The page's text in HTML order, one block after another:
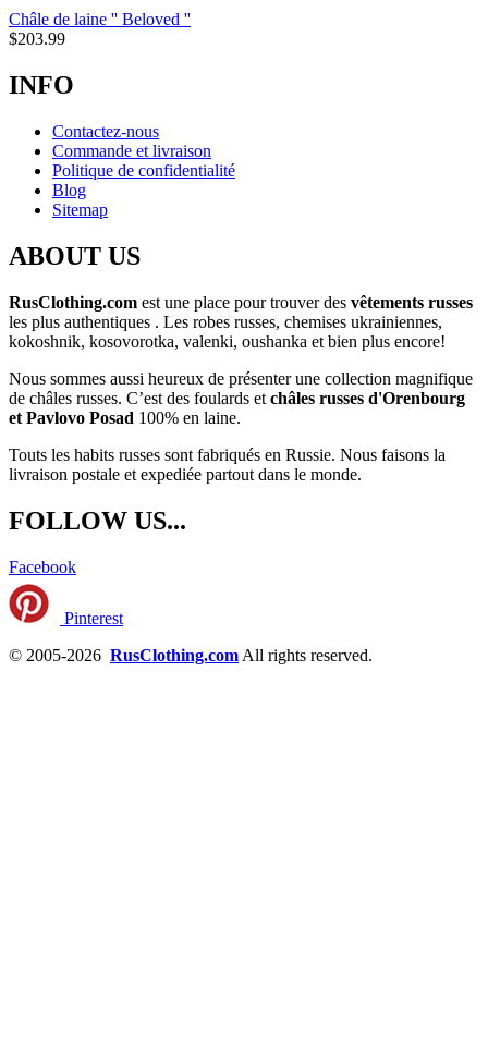
Châle de laine '' Beloved ''
$203.99
INFO
Contactez-nous
Commande et livraison
Politique de confidentialité
Blog
Sitemap
ABOUT US
RusClothing.com est une place pour trouver des vêtements russes
les plus authentiques . Les robes russes, chemises ukrainiennes,
kokoshnik, kosovorotka, valenki, oushanka et bien plus encore!
Nous sommes aussi heureux de présenter une collection magnifique
de châles russes. C’est des foulards et châles russes d'Orenbourg
et Pavlovo Posad 100% en laine.
Touts les habits russes sont fabriqués en Russie. Nous faisons la
livraison postale et expediée partout dans le monde.
FOLLOW US...
Facebook
Pinterest
© 2005-2026 RusClothing.com All rights reserved.